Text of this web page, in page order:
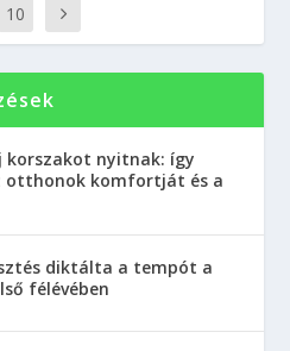
10
korszakot nyitnak: így
otthonok komfortját és a
diktálta a tempót a
félévében